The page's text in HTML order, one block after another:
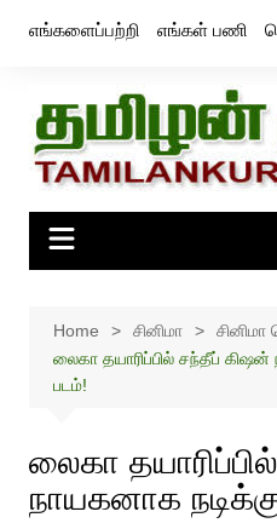
எங்களைப்பற்றி எங்கள் பணி
Home சினிமா
லைகா தயாரிப்பில் சந்தீப் கிஷன்
படம்!
லைகா
நாயகனாக